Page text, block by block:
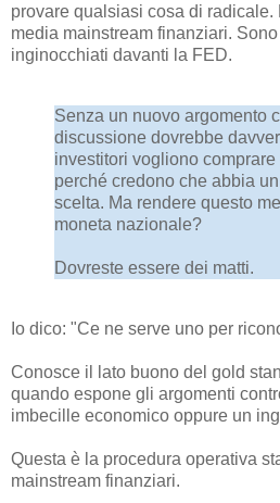
provare qualsiasi cosa di radicale.
media mainstream finanziari.
inginocchiati davanti la FED.
Senza un nuovo argomento
discussione dovrebbe
investitori vogliono
perché credono che abbia
scelta. Ma rendere questo
moneta nazionale?
Dovreste essere dei matti.
Io dico: "Ce ne serve uno per
Conosce il lato buono del gold
quando espone gli argomenti
imbecille economico oppure un
Questa è la procedura operativa
mainstream finanziari.